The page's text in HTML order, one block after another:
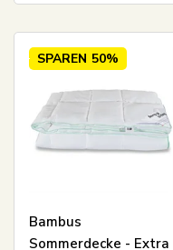
SPAREN 50%
Bambus
Sommerdecke - Extra